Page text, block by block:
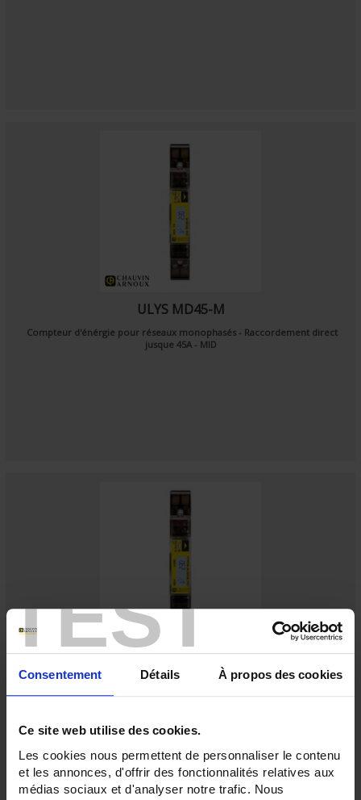
TEST
Consentement Détails À propos des cookies
Ce site web utilise des cookies.
Les cookies nous permettent de personnaliser le contenu
et les annonces, d'offrir des fonctionnalités relatives aux
médias sociaux et d'analyser notre trafic. Nous
ULYS MD45-M
Compteur d'énérgie pour réseaux monophasés - Raccordement direct
jusque 45A - MID
Compteur d'énérgie pour réseaux monophasés - Raccordement direct